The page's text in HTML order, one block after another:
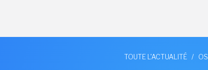
TOUTE L'ACTUALITÉ / OS